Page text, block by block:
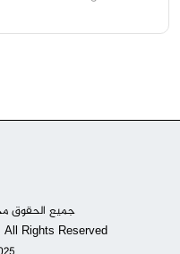
جميع الحقوق
All Rights Reserved.